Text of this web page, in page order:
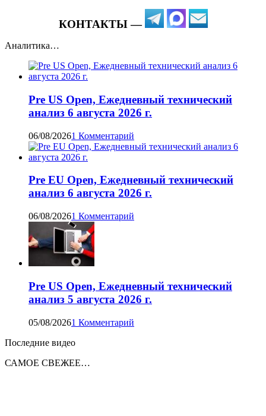
КОНТАКТЫ —
Аналитика…
Pre US Open, Ежедневный технический
анализ 6 августа 2026 г.
06/08/20261 Комментарий
Pre EU Open, Ежедневный технический
анализ 6 августа 2026 г.
06/08/20261 Комментарий
Pre US Open, Ежедневный технический
анализ 5 августа 2026 г.
05/08/20261 Комментарий
Последние видео
САМОЕ СВЕЖЕЕ…